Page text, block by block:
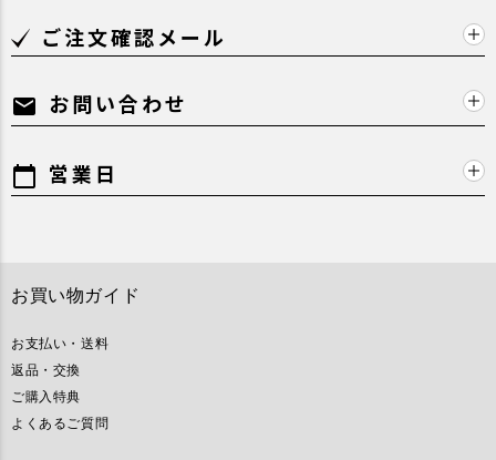
ご注文確認メール
mail お問い合わせ
calendar_today 営業日
お買い物ガイド
お支払い・送料
返品・交換
ご購入特典
よくあるご質問